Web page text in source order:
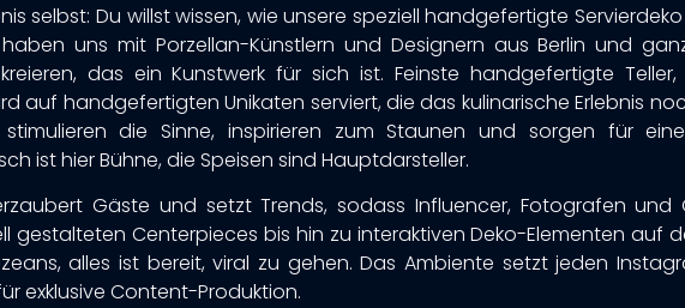
selbst: Du willst wissen, wie unsere speziell handgefertigte
uns mit Porzellan-Künstlern und Designern aus Berlin und
das ein Kunstwerk für sich ist. Feinste handgefertigte
auf handgefertigten Unikaten serviert, die das kulinarische Erlebnis
die Sinne, inspirieren zum Staunen und sorgen für
ist hier Bühne, die Speisen sind Hauptdarsteller.
Gäste und setzt Trends, sodass Influencer, Fotografen und
gestalteten Centerpieces bis hin zu interaktiven Deko-Elementen auf
alles ist bereit, viral zu gehen. Das Ambiente setzt jeden
exklusive Content-Produktion.